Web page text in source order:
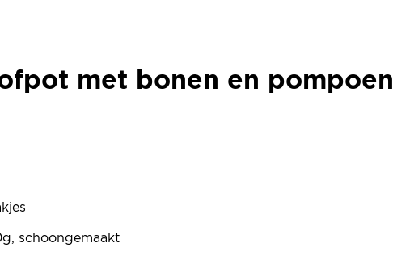
met bonen en pompoen
met bonen en pompoen
schoongemaakt